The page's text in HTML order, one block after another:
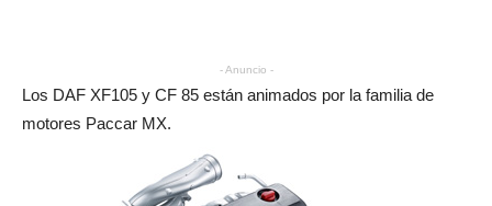
- Anuncio -
Los DAF XF105 y CF 85 están animados por la familia de
motores Paccar MX.